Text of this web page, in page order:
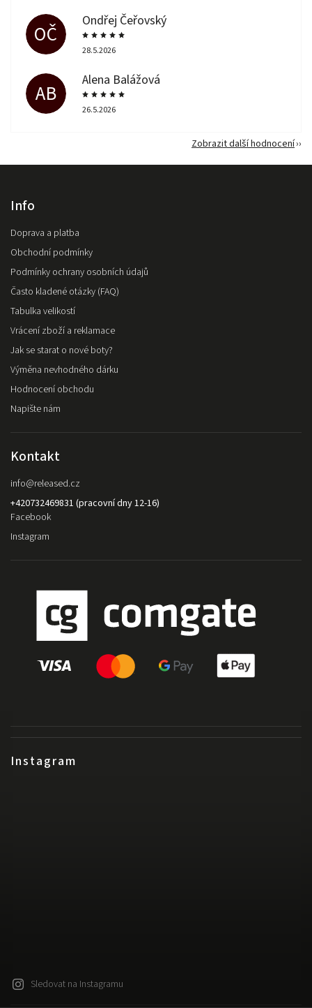
OČ
Ondřej Čeřovský
28.5.2026
AB
Alena Balážová
26.5.2026
Zobrazit další hodnocení
Instagram
Sledovat na Instagramu
Info
Doprava a platba
Obchodní podmínky
Podmínky ochrany osobních údajů
Často kladené otázky (FAQ)
Tabulka velikostí
Vrácení zboží a reklamace
Jak se starat o nové boty?
Výměna nevhodného dárku
Hodnocení obchodu
Napište nám
Kontakt
info@released.cz
+420732469831 (pracovní dny 12-16)
Facebook
Instagram